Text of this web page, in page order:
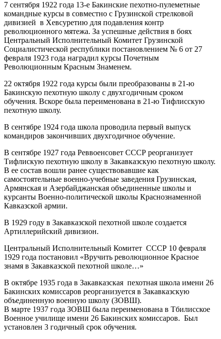
7 сентября 1922 года 13-е Бакинские пехотно-пулеметные
командные курсы в совместно с Грузинской стрелковой
дивизией в Хевсуретию для подавления контр
революционного мятежа. За успешные действия в боях
Центральный Исполнительный Комитет Грузинской
Социалистической республики постановлением № 6 от 27
февраля 1923 года наградил курсы Почетным
Революционным Красным Знаменем.
22 октября 1922 года курсы были преобразованы в 21-ю
Бакинскую пехотную школу с двухгодичным сроком
обучения. Вскоре была переименована в 21-ю Тифлисскую
пехотную школу.
В сентябре 1924 года школа проводила первый выпуск
командиров закончивших двухгодичное обучение.
В сентябре 1927 года Реввоенсовет СССР реорганизует
Тифлискую пехотную школу в Закавказскую пехотную школу.
В ее состав вошли ранее существовавшие как
самостоятельные военно-учебные заведения Грузинская,
Армянская и Азербайджанская объединенные школы и
курсанты Военно-политической школы Краснознаменной
Кавказской армии.
В 1929 году в Закавказской пехотной школе создается
Артиллерийский дивизион.
Центральный Исполнительный Комитет СССР 10 февраля
1929 года постановил «Вручить революционное Красное
знамя в Закавказской пехотной школе…»
В октябре 1935 года в Закавказская пехотная школа имени 26
Бакинских комиссаров реорганизуется в Закавказскую
объединенную военную школу (ЗОВШ).
В марте 1937 года ЗОВШ была переименована в Тбилисское
Военное училище имени 26 Бакинских комиссаров. Был
установлен 3 годичный срок обучения.